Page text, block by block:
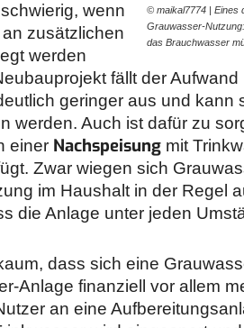
© maikal7774 | Eines
Grauwasser-
das Brauchwasser
wenn
zusätzlichen
werden
fällt der
geringer aus und kann
werden. Auch ist dafür zu
einer Nachspeisung mit
Zwar wiegen sich
im Haushalt in der Regel
die Anlage unter jeden
dass sich eine
Anlage finanziell vor allem
an eine